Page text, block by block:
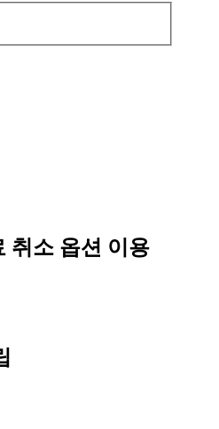
취소 옵션 이용